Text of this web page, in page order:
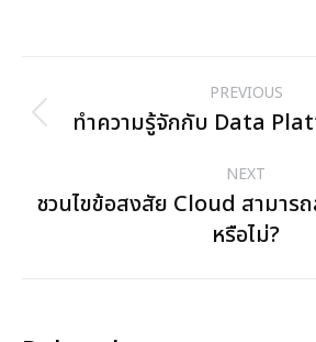
navigation
PREVIOUS
ทำความรู้จักกับ Data
NEXT
Next
post:
ชวนไขข้อสงสัย Cloud สามาร
หรือไม่?